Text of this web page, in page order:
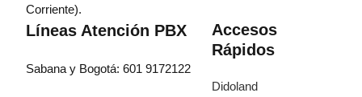
Corriente).
Líneas Atención PBX
Sabana y Bogotá: 601 9172122
Accesos
Rápidos
Didoland